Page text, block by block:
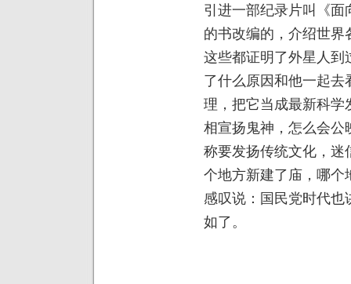
引进一部纪录片叫《
的书改编的，介绍世
这些都证明了外星人到
了什么原因和他一起
理，把它当成最新科学
相宣扬鬼神，怎么会公
称要发扬传统文化，迷
个地方新建了庙，哪个
感叹说：国民党时代
如了。